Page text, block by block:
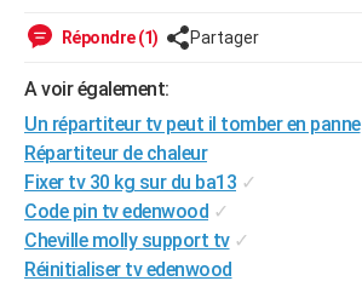
Art de vivre
Bien-être
Loisirs
Mode
Modes de vie
Alimentation
Guide de la santé
Maladies
Médicaments
Sommeil
Destinations
City break
Voyage nature
Voyage de noces
Forum
Climat
+PHOTO
GUIDES D'ACHAT
BONS PLANS
Répondre (1) Partager
A voir également:
Un répartiteur tv peut il tomber en panne
Répartiteur de chaleur
Fixer tv 30 kg sur du ba13 ✓
Code pin tv edenwood ✓
Cheville molly support tv ✓
Réinitialiser tv edenwood